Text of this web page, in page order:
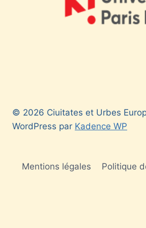
© 2026 Ciuitates et Urbes
WordPress par Kadence WP
Mentions légales
Politique